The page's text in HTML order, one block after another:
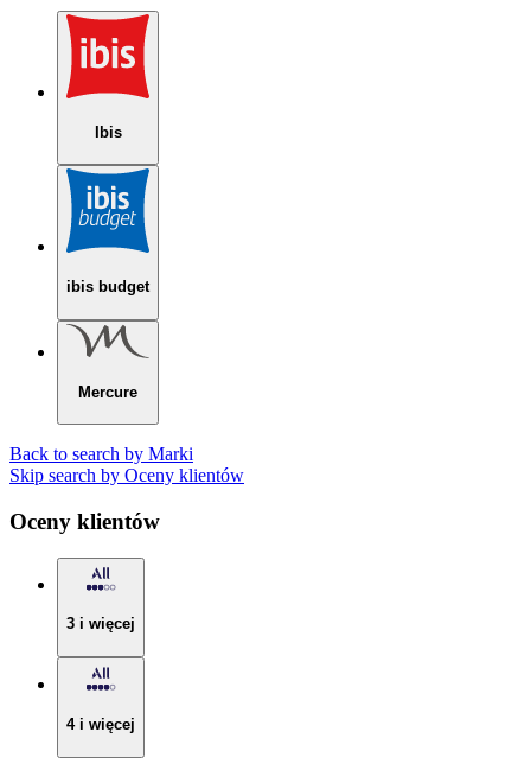
Ibis
ibis budget
Mercure
Back to search by Marki
Skip search by Oceny klientów
Oceny klientów
3 i więcej
4 i więcej